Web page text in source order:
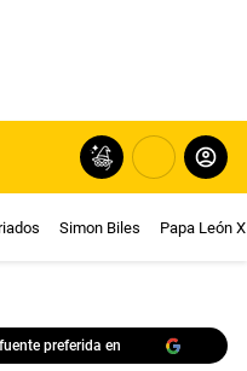
Simon Biles Papa León
preferida en